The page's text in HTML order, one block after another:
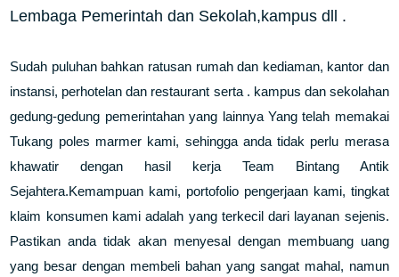
Lembaga Pemerintah dan Sekolah,kampus dll .
Sudah puluhan bahkan ratusan rumah dan kediaman, kantor dan
instansi, perhotelan dan restaurant serta . kampus dan sekolahan
gedung-gedung pemerintahan yang lainnya Yang telah memakai
Tukang poles marmer kami, sehingga anda tidak perlu merasa
khawatir dengan hasil kerja Team Bintang Antik
Sejahtera.Kemampuan kami, portofolio pengerjaan kami, tingkat
klaim konsumen kami adalah yang terkecil dari layanan sejenis.
Pastikan anda tidak akan menyesal dengan membuang uang
yang besar dengan membeli bahan yang sangat mahal, namun